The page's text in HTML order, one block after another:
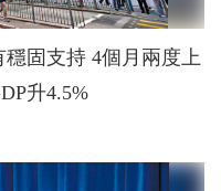
GDP升4.5%